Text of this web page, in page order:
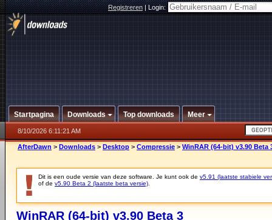
Registreren|Login:
Startpagina Downloads Top downloads Meer
8/10/2026 6:11:21 AM
AfterDawn > Downloads > Desktop > Compressie > WinRAR (64-bit) v3.90 Beta
Dit is een oude versie van deze software. Je kunt ook de v5.91 (laatste stabiele
of de v5.90 Beta 2 (laatste beta versie)
WinRAR (64-bit) v3.90 Beta 3